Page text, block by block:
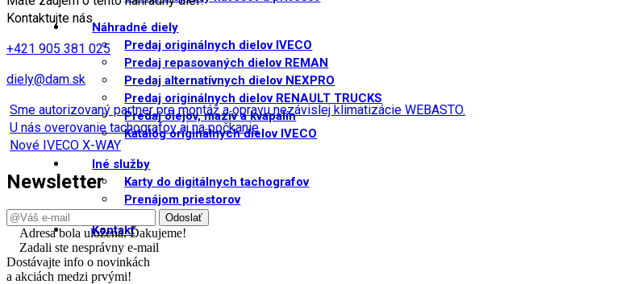
Náhradné diely
Predaj originálnych dielov IVECO
Predaj repasovaných dielov REMAN
Predaj alternatívnych dielov NEXPRO
Predaj originálnych dielov RENAULT TRUCKS
Predaj olejov, mazív a kvapalín
Katalóg originálnych dielov IVECO
Iné služby
Karty do digitálnych tachografov
Prenájom priestorov
Kontakt
Kontaktujte nás
+421 905 381 025
diely@dam.sk
Sme autorizovaný partner pre montáž a opravu nezávislej klimatizácie WEBASTO.
U nás overovanie tachografov aj na počkanie
Nové IVECO X-WAY
Newsletter
Adresa bola uložená. Ďakujeme!
Zadali ste nesprávny e-mail
Dostávajte info o novinkách
a akciách medzi prvými!